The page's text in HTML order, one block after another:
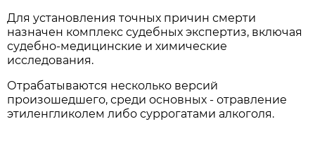
Для установления точных причин смерти
назначен комплекс судебных экспертиз, включая
судебно-медицинские и химические
исследования.
Отрабатываются несколько версий
произошедшего, среди основных - отравление
этиленгликолем либо суррогатами алкоголя.